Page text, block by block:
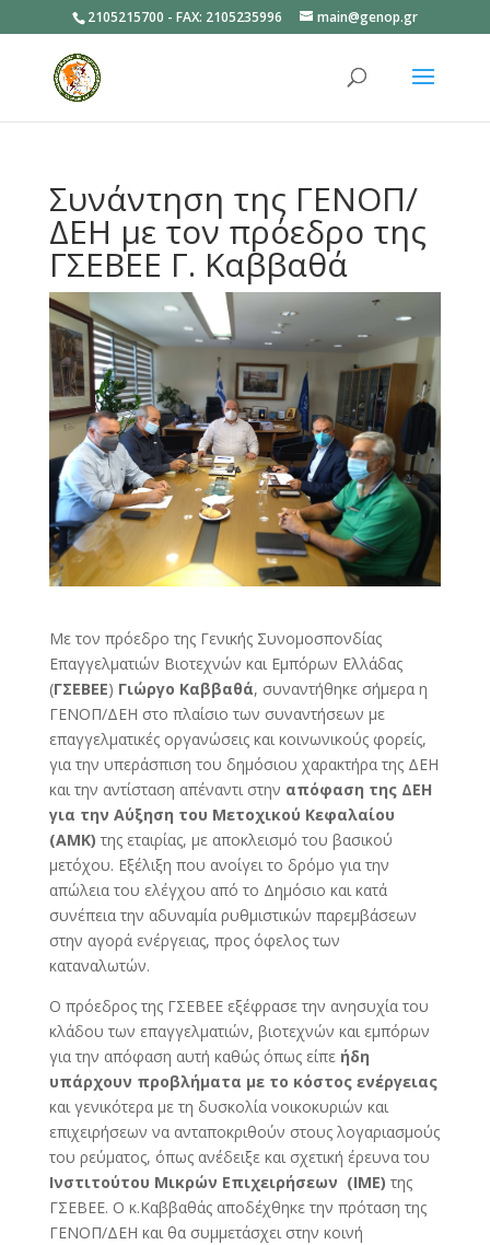
2105215700 - FAX: 2105235996 main@genop.gr
Συνάντηση της ΓΕΝΟΠ/
ΔΕΗ με τον πρόεδρο της
ΓΣΕΒΕΕ Γ. Καββαθά
Με τον πρόεδρο της Γενικής Συνομοσπονδίας
Επαγγελματιών Βιοτεχνών και Εμπόρων Ελλάδας
(ΓΣΕΒΕΕ) Γιώργο Καββαθά, συναντήθηκε σήμερα η
ΓΕΝΟΠ/ΔΕΗ στο πλαίσιο των συναντήσεων με
επαγγελματικές οργανώσεις και κοινωνικούς φορείς,
για την υπεράσπιση του δημόσιου χαρακτήρα της ΔΕΗ
και την αντίσταση απέναντι στην απόφαση της ΔΕΗ
για την Αύξηση του Μετοχικού Κεφαλαίου
(ΑΜΚ) της εταιρίας, με αποκλεισμό του βασικού
μετόχου. Εξέλιξη που ανοίγει το δρόμο για την
απώλεια του ελέγχου από το Δημόσιο και κατά
συνέπεια την αδυναμία ρυθμιστικών παρεμβάσεων
στην αγορά ενέργειας, προς όφελος των
καταναλωτών.
Ο πρόεδρος της ΓΣΕΒΕΕ εξέφρασε την ανησυχία του
κλάδου των επαγγελματιών, βιοτεχνών και εμπόρων
για την απόφαση αυτή καθώς όπως είπε ήδη
υπάρχουν προβλήματα με το κόστος ενέργειας
και γενικότερα με τη δυσκολία νοικοκυριών και
επιχειρήσεων να ανταποκριθούν στους λογαριασμούς
του ρεύματος, όπως ανέδειξε και σχετική έρευνα του
Ινστιτούτου Μικρών Επιχειρήσεων (ΙΜΕ) της
ΓΣΕΒΕΕ. Ο κ.Καββαθάς αποδέχθηκε την πρόταση της
ΓΕΝΟΠ/ΔΕΗ και θα συμμετάσχει στην κοινή